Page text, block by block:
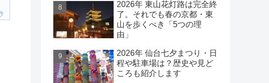
2026年 東山花灯路は完全終
了。それでも春の京都・東
山を歩くべき「5つの理
由」
2026年 仙台七夕まつり・日
程や駐車場は？歴史や見ど
ころも紹介します